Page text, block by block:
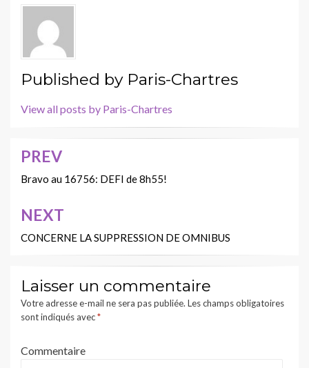
Published by Paris-Chartres
View all posts by Paris-Chartres
Navigation
de
l’article
PREV
Bravo au 16756: DEFI de 8h55!
NEXT
CONCERNE LA SUPPRESSION DE OMNIBUS
Laisser un commentaire
Votre adresse e-mail ne sera pas publiée. Les champs obligatoires
sont indiqués avec*
Commentaire